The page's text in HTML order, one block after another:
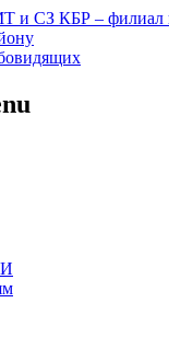
МТ
по
районе